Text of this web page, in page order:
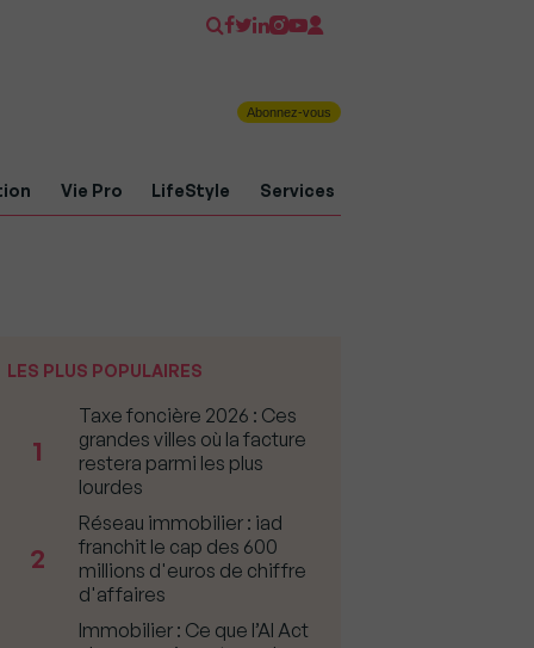
Abonnez-vous
Vie Pro LifeStyle Services
LES PLUS POPULAIRES
1
Taxe foncière 2026 : Ces
grandes villes où la facture
restera parmi les plus
lourdes
2
Réseau immobilier : iad
franchit le cap des 600
millions d'euros de chiffre
d'affaires
Immobilier : Ce que l’AI Act